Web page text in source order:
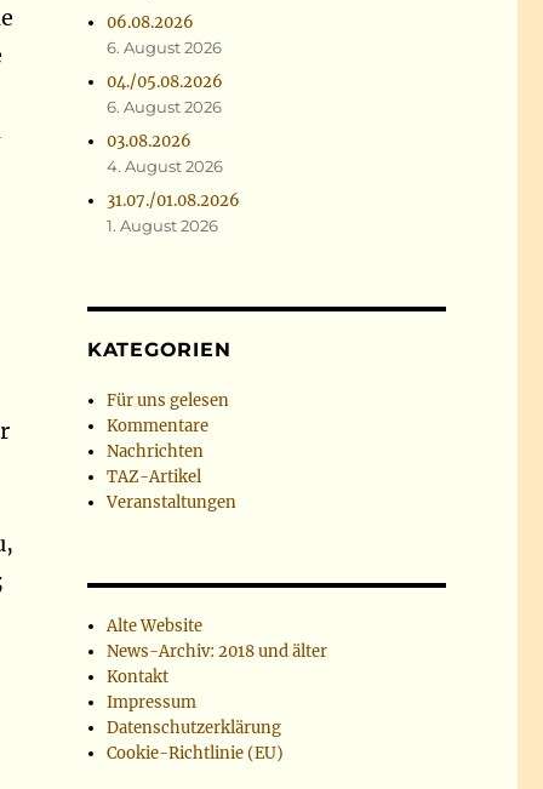
06.08.2026
6. August 2026
04./05.08.2026
6. August 2026
03.08.2026
4. August 2026
31.07./01.08.2026
1. August 2026
KATEGORIEN
Für uns gelesen
Kommentare
Nachrichten
TAZ-Artikel
Veranstaltungen
Alte Website
News-Archiv: 2018 und älter
Kontakt
Impressum
Datenschutzerklärung
Cookie-Richtlinie (EU)